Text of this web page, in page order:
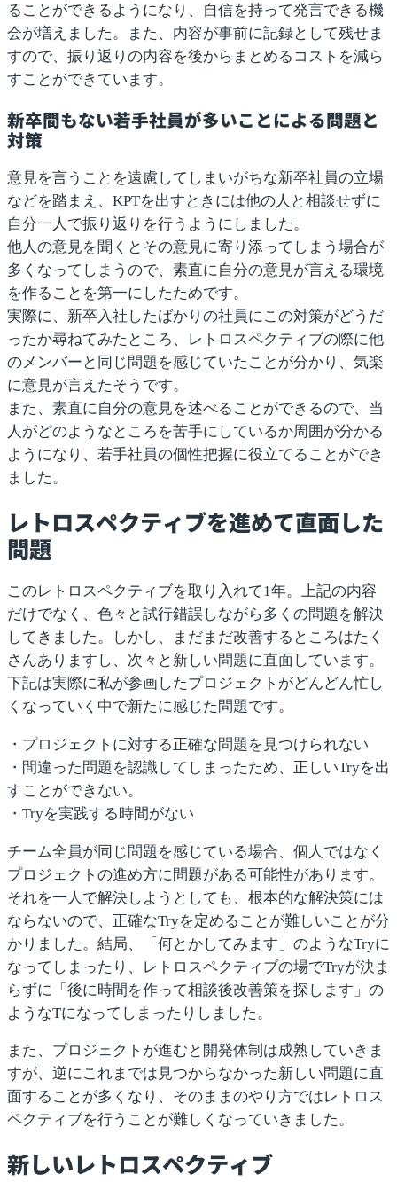
ることができるようになり、自信を持って発言できる機
会が増えました。また、内容が事前に記録として残せま
すので、振り返りの内容を後からまとめるコストを減ら
すことができています。
新卒間もない若手社員が多いことによる問題と
対策
意見を言うことを遠慮してしまいがちな新卒社員の立場
などを踏まえ、KPTを出すときには他の人と相談せずに
自分一人で振り返りを行う ようにしました。
他人の意見を聞くとその意見に寄り添ってしまう場合が
多くなってしまうので、 素直に自分の意見が言える環境
を作る ことを第一にしたためです。
実際に、新卒入社したばかりの社員にこの対策がどうだ
ったか尋ねてみたところ、レトロスペクティブの際に他
のメンバーと同じ問題を感じていたことが分かり、気楽
に意見が言えたそうです。
また、素直に自分の意見を述べることができるので、当
人がどのようなところを苦手にしているか周囲が分かる
ようになり、若手社員の個性把握に役立てることができ
ました。
レトロスペクティブを進めて直面した
問題
このレトロスペクティブを取り入れて1年。上記の内容
だけでなく、色々と試行錯誤しながら多くの問題を解決
してきました。しかし、まだまだ改善するところはたく
さんありますし、次々と新しい問題に直面しています。
下記は実際に私が参画したプロジェクトがどんどん忙し
くなっていく中で新たに感じた問題です。
・プロジェクトに対する正確な問題を見つけられない
・間違った問題を認識してしまったため、正しいTryを出
すことができない。
・Tryを実践する時間がない
チーム全員が同じ問題を感じている場合、個人ではなく
プロジェクトの進め方に問題がある可能性があります。
それを一人で解決しようとしても、根本的な解決策には
ならないので、正確なTryを定めることが難しいことが分
かりました。結局、「何とかしてみます」のようなTryに
なってしまったり、レトロスペクティブの場でTryが決ま
らずに「後に時間を作って相談後改善策を探します」の
ようなTになってしまったりしました。
また、プロジェクトが進むと開発体制は成熟していきま
すが、逆にこれまでは見つからなかった新しい問題に直
面することが多くなり、そのままのやり方ではレトロス
ペクティブを行うことが難しくなっていきました。
新しいレトロスペクティブ